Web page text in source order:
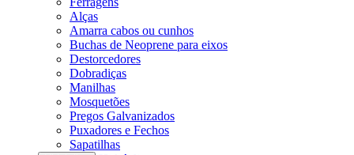
Alças
Amarra cabos ou cunhos
Buchas de Neoprene para eixos
Destorcedores
Dobradiças
Manilhas
Mosquetões
Pregos Galvanizados
Puxadores e Fechos
Sapatilhas